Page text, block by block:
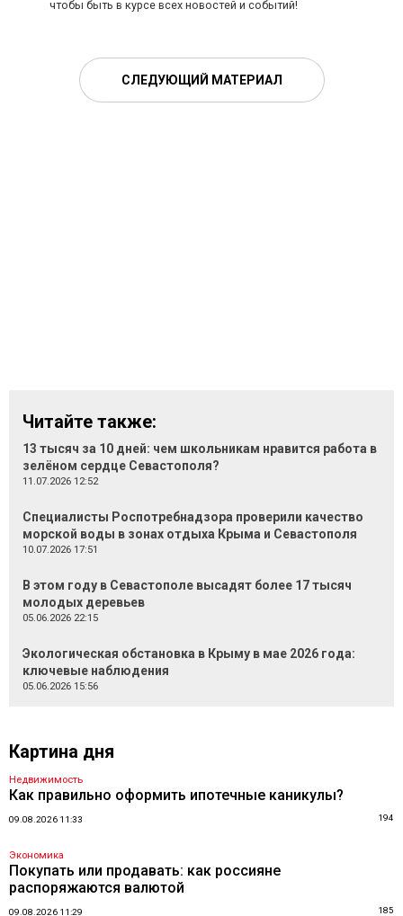
чтобы быть в курсе всех новостей и событий!
СЛЕДУЮЩИЙ МАТЕРИАЛ
Читайте также:
13 тысяч за 10 дней: чем школьникам нравится работа в
зелёном сердце Севастополя?
11.07.2026 12:52
Специалисты Роспотребнадзора проверили качество
морской воды в зонах отдыха Крыма и Севастополя
10.07.2026 17:51
В этом году в Севастополе высадят более 17 тысяч
молодых деревьев
05.06.2026 22:15
Экологическая обстановка в Крыму в мае 2026 года:
ключевые наблюдения
05.06.2026 15:56
Картина дня
Недвижимость
Как правильно оформить ипотечные каникулы?
09.08.2026 11:33 194
Экономика
Покупать или продавать: как россияне
распоряжаются валютой
09.08.2026 11:29 185